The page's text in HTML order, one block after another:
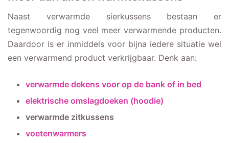
Naast verwarmde sierkussens bestaan er
tegenwoordig nog veel meer verwarmende producten.
Daardoor is er inmiddels voor bijna iedere situatie wel
een verwarmend product verkrijgbaar. Denk aan:
verwarmde dekens voor op de bank of in bed
elektrische omslagdoeken (hoodie)
verwarmde zitkussens
voetenwarmers